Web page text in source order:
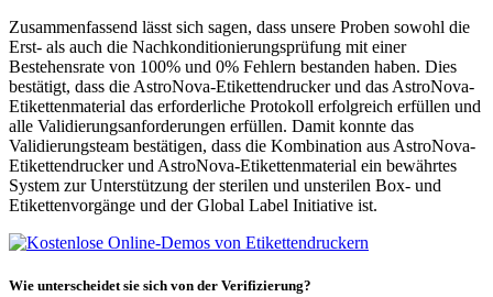
Zusammenfassend lässt sich sagen, dass unsere Proben sowohl die
Erst- als auch die Nachkonditionierungsprüfung mit einer
Bestehensrate von 100% und 0% Fehlern bestanden haben. Dies
bestätigt, dass die AstroNova-Etikettendrucker und das AstroNova-
Etikettenmaterial das erforderliche Protokoll erfolgreich erfüllen und
alle Validierungsanforderungen erfüllen. Damit konnte das
Validierungsteam bestätigen, dass die Kombination aus AstroNova-
Etikettendrucker und AstroNova-Etikettenmaterial ein bewährtes
System zur Unterstützung der sterilen und unsterilen Box- und
Etikettenvorgänge und der Global Label Initiative ist.
Wie unterscheidet sie sich von der Verifizierung?